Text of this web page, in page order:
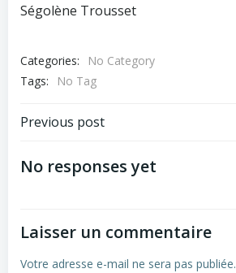
Ségolène Trousset
Categories:
No Category
Tags:
No Tag
Navigation
de
Previous post
No responses yet
Laisser un commentaire
Votre adresse e-mail ne sera pas publiée.